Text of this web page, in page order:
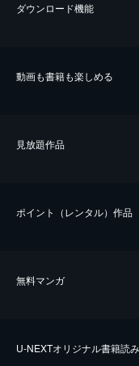
ダウンロード機能
動画も書籍も楽しめる
⾒放題作品
ポイント（レンタル）作品
無料マンガ
U-NEXTオリジナル書籍読